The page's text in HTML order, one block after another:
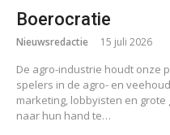
Boerocratie
Nieuwsredactie 15 juli 2026
De agro-industrie houdt onze
spelers in de agro- en
marketing, lobbyisten en
naar hun hand te…